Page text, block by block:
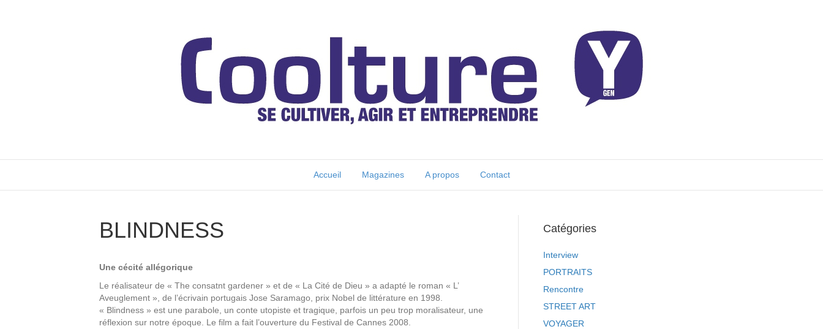
Accueil Magazines A propos Contact
BLINDNESS
Une cécité allégorique
Le réalisateur de « The consatnt gardener » et de « La Cité de Dieu » a adapté le roman « L’
Aveuglement », de l’écrivain portugais Jose Saramago, prix Nobel de littérature en 1998.
« Blindness » est une parabole, un conte utopiste et tragique, parfois un peu trop moralisateur, une
réflexion sur notre époque. Le film a fait l’ouverture du Festival de Cannes 2008.
Catégories
Interview
PORTRAITS
Rencontre
STREET ART
VOYAGER